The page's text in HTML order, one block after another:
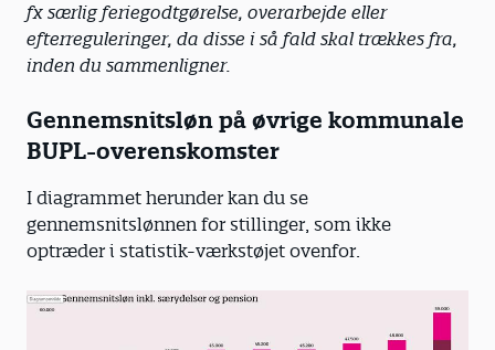
fx særlig feriegodtgørelse, overarbejde eller
efterreguleringer, da disse i så fald skal trækkes fra,
inden du sammenligner.
Gennemsnitsløn på øvrige kommunale
BUPL-overenskomster
I diagrammet herunder kan du se
gennemsnitslønnen for stillinger, som ikke
optræder i statistik-værkstøjet ovenfor.